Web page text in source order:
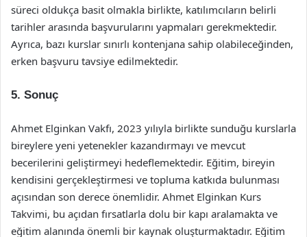
süreci oldukça basit olmakla birlikte, katılımcıların belirli
tarihler arasında başvurularını yapmaları gerekmektedir.
Ayrıca, bazı kurslar sınırlı kontenjana sahip olabileceğinden,
erken başvuru tavsiye edilmektedir.
5. Sonuç
Ahmet Elginkan Vakfı, 2023 yılıyla birlikte sunduğu kurslarla
bireylere yeni yetenekler kazandırmayı ve mevcut
becerilerini geliştirmeyi hedeflemektedir. Eğitim, bireyin
kendisini gerçekleştirmesi ve topluma katkıda bulunması
açısından son derece önemlidir. Ahmet Elginkan Kurs
Takvimi, bu açıdan fırsatlarla dolu bir kapı aralamakta ve
eğitim alanında önemli bir kaynak oluşturmaktadır. Eğitim